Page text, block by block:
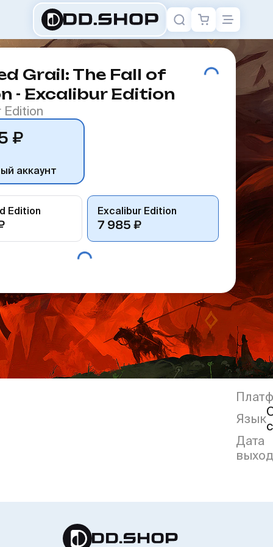
Grail: The Fall of
- Excalibur Edition
Edition
₽
аккаунт
Edition Excalibur Edition
7 985 ₽
Язык
Дата